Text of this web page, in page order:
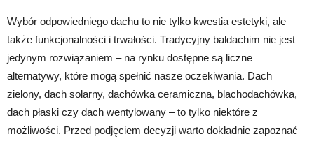
Wybór odpowiedniego dachu to nie tylko kwestia estetyki, ale
także funkcjonalności i trwałości. Tradycyjny baldachim nie jest
jedynym rozwiązaniem – na rynku dostępne są liczne
alternatywy, które mogą spełnić nasze oczekiwania. Dach
zielony, dach solarny, dachówka ceramiczna, blachodachówka,
dach płaski czy dach wentylowany – to tylko niektóre z
możliwości. Przed podjęciem decyzji warto dokładnie zapoznać